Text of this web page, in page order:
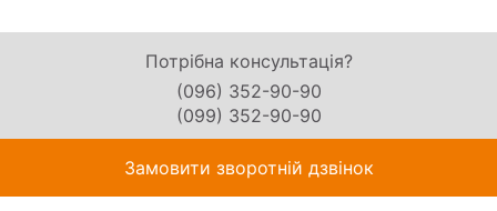
Потрібна консультація?
(096) 352-90-90
(099) 352-90-90
Замовити зворотній дзвінок